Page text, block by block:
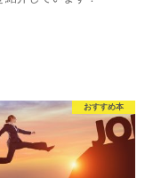
おすすめ本